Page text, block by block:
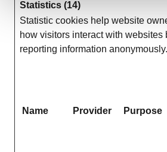
Statistics (14)
Statistic cookies help website
how visitors interact with websites
reporting information anonymously.
Name Provider Purpose